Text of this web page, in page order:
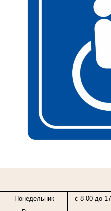
Понедельник
с 8-00 до